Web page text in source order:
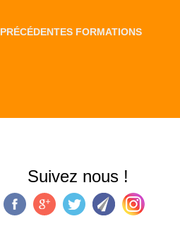
PRÉCÉDENTES FORMATIONS
Suivez nous !